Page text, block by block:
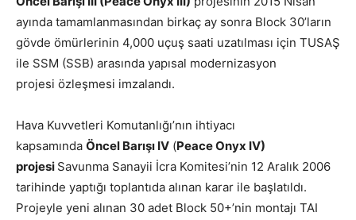
ayında tamamlanmasından birkaç ay sonra Block 30’ların
gövde ömürlerinin 4,000 uçuş saati uzatılması için TUSAŞ
ile SSM (SSB) arasında yapısal modernizasyon
projesi özleşmesi imzalandı.
Hava Kuvvetleri Komutanlığı’nın ihtiyacı
kapsamında Öncel Barışı IV (Peace Onyx IV)
projesi Savunma Sanayii İcra Komitesi’nin 12 Aralık 2006
tarihinde yaptığı toplantıda alınan karar ile başlatıldı.
Projeyle yeni alınan 30 adet Block 50+’nin montajı TAI